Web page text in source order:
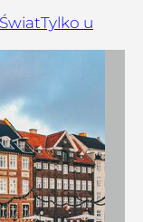
ŚwiatTylko u